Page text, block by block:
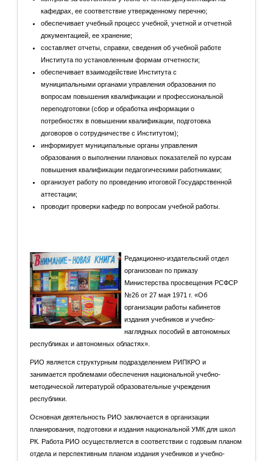
кафедрах, ее соответствие утвержденному перечню;
обеспечивает учебный процесс учебной, учетной и отчетной
документацией, ее хранение;
составляет отчеты, справки, сведения об учебной работе
Института по установленным формам отчетности;
обеспечивает взаимодействие Института с
муниципальными органами управления образования по
вопросам повышения квалификации и профессиональной
переподготовки (сбор и обработка информации о
потребностях в повышении квалификации, подготовка
договоров о сотрудничестве с Институтом);
информирует муниципальные органы управления
образования о выполнении плановых показателей по курсам
повышения квалификации педагогическими работниками;
организует работу по проведению итоговой Государственной
аттестации;
проводит проверки кафедр по вопросам учебной работы.
Редакционно-издательский отдел
организован по приказу
Министерства просвещения РСФСР
№26 от 27 мая 1971 г. «Об
организации работы кабинетов
издания учебников и учебно-
наглядных пособий в автономных
республиках и автономных областях».
РИО является структурным подразделением РИПКРО и
занимается проблемами обеспечения национальной учебно-
методической литературой образовательные учреждения
республики.
Основная деятельность РИО заключается в организации
планирования, подготовки и издания национальной УМК для школ
РК. Работа РИО осуществляется в соответствии с годовым планом
отдела и перспективным планом издания учебников и учебно-